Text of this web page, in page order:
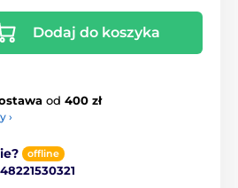
Dodaj do koszyka
od 400 zł
›
offline